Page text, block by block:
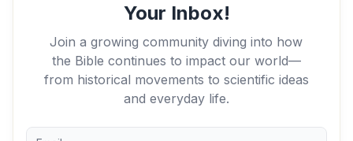
Your Inbox!
Join a growing community diving into how
the Bible continues to impact our world—
from historical movements to scientific ideas
and everyday life.